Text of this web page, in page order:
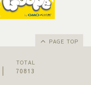
PAGE TOP
TOTAL
70813